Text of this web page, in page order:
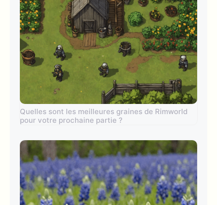
Quelles sont les meilleures graines de Rimworld
pour votre prochaine partie ?